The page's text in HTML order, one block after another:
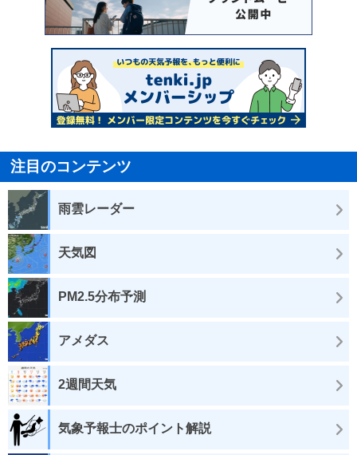
注目のコンテンツ
雨雲レーダー
天気図
PM2.5分布予測
アメダス
2週間天気
気象予報士のポイント解説